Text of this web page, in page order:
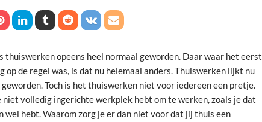
thuiswerken opeens heel normaal geworden. Daar waar het eerst
op de regel was, is dat nu helemaal anders. Thuiswerken lijkt nu
Toch is het thuiswerken niet voor iedereen een pretje.
niet volledig ingerichte werkplek hebt om te werken, zoals je dat
wel hebt. Waarom zorg je er dan niet voor dat jij thuis een